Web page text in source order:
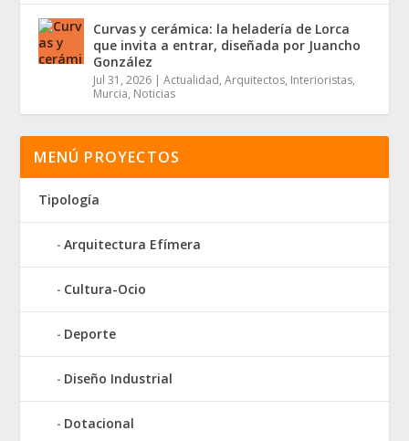
Curvas y cerámica: la heladería de Lorca
que invita a entrar, diseñada por Juancho
González
Jul 31, 2026 |Actualidad,Arquitectos, Interioristas,
Murcia, Noticias
MENÚ PROYECTOS
Tipología
Arquitectura Efímera
Cultura-Ocio
Deporte
Diseño Industrial
Dotacional